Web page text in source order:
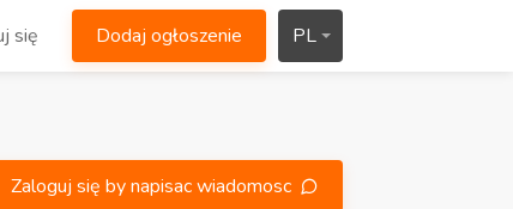
się Dodaj ogłoszenie PL
Zaloguj się by napisac wiadomosc